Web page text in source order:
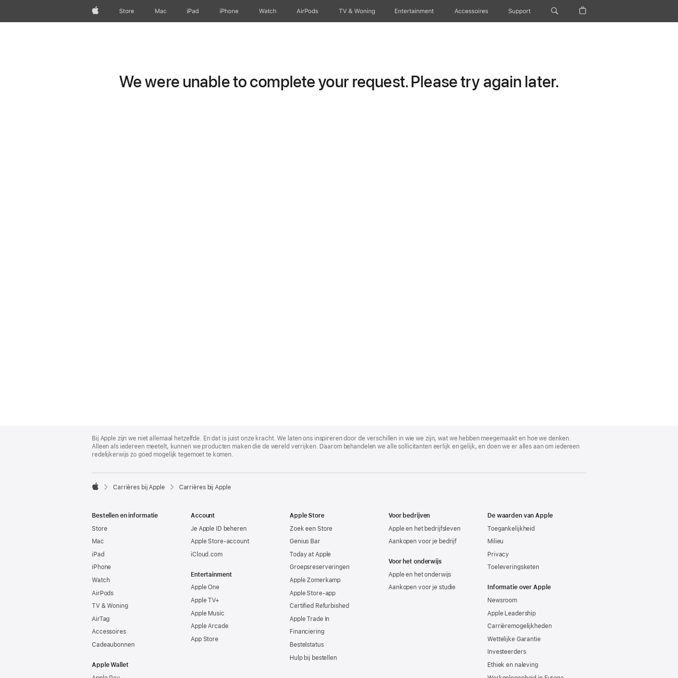
AppleStore Mac iPad iPhone Watch AirPods TV & Woning Entertainment Accessoires Support
We were unable to complete your request. Please try again later.
Footer
Bij Apple zijn we niet allemaal hetzelfde. En dat is juist onze kracht. We laten ons inspireren door de verschillen in wie we zijn, wat we hebben meegemaakt en hoe we denken.
Alleen als iedereen meetelt, kunnen we producten maken die de wereld verrijken. Daarom behandelen we alle sollicitanten eerlijk en gelijk, en doen we er alles aan om iedereen
redelijkerwijs zo goed mogelijk tegemoet te komen.

Carrières bij Apple Carrières bij Apple
Bestellen en informatie
Store
Mac
iPad
iPhone
Watch
AirPods
TV & Woning
AirTag
Accessoires
Cadeaubonnen
Apple Wallet
Account
Je Apple ID beheren
Apple Store-account
iCloud.com
Entertainment
Apple One
Apple TV+
Apple Music
Apple Arcade
App Store
Apple Store
Zoek een Store
Genius Bar
Today at Apple
Groepsreserveringen
Apple Zomerkamp
Apple Store-app
Certified Refurbished
Apple Trade In
Financiering
Bestelstatus
Hulp bij bestellen
Voor bedrijven
Apple en het bedrijfsleven
Aankopen voor je bedrijf
Voor het onderwijs
Apple en het onderwijs
Aankopen voor je studie
De waarden van Apple
Toegankelijkheid
Milieu
Privacy
Toeleveringsketen
Informatie over Apple
Newsroom
Apple Leadership
Carrièremogelijkheden
Wettelijke Garantie
Investeerders
Ethiek en naleving